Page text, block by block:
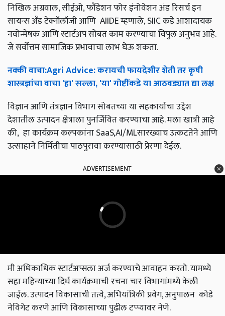
निखिल अग्रवाल, सीईओ, फौंडेशन फोर इंनोवेशन अंड रिसर्च इन
सायन्स अँड टेक्नॉलॉजी आणि AIIDE म्हणाले, SIIC कडे आशादायक
नवोन्मेषक आणि स्टार्टअप सोबत काम करण्याचा विपुल अनुभव आहे.
जे सर्वोत्तम सामाजिक प्रभावाचा लाभ घेऊ शकता.
नक्कीवाचा:Agri Advice:करायचीफायदेशीरशेतीतरकृषी
शास्त्रज्ञांचावाचा'हा'सल्ला, 'या'गोष्टींकडेयाआठवड्यातद्यालक्ष
विज्ञान आणि तंत्रज्ञान विभाग सोबतच्या या सहकार्याचा उद्देश
देशातील उत्पादन क्षेत्राला पुनर्जिवित करण्याचा आहे. मला खात्री आहे
की, हा कार्यक्रम कल्पकांना SaaS,AI/MLसारख्याच उत्कटतेने आणि
उत्साहाने निर्मितीचा पाठपुरावा करण्यासाठी प्रेरणा देईल.
ADVERTISEMENT
मी अधिकाधिक स्टार्टअप्सला अर्ज करण्याचे आवाहन करतो. यामध्ये
सहा महिन्याच्या दिर्घ कार्यक्रमाची रचना चार विभागांमध्ये केली
जाईल. उत्पादन विकासाची तत्वे, अभियांत्रिकी प्रवेग, अनुपालन कोडे
नेविगेट करणे आणि विकासाच्या पुढील टप्प्यावर नेणे.